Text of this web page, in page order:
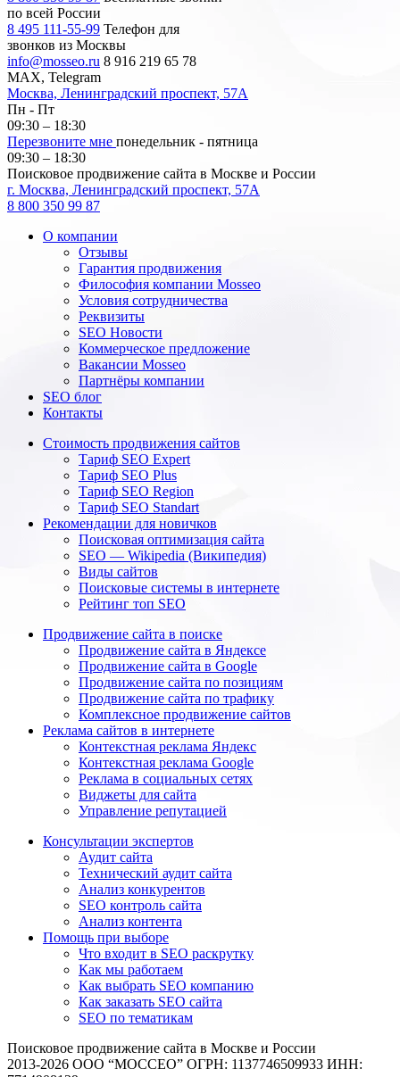
по всей России
8 495 111-55-99 Телефон для
звонков из Москвы
info@mosseo.ru 8 916 219 65 78
MAX, Telegram
Москва, Ленинградский проспект, 57А
Пн - Пт
09:30 – 18:30
Перезвоните мне понедельник - пятница
09:30 – 18:30
Поисковое продвижение сайта в Москве и России
г. Москва, Ленинградский проспект, 57А
8 800 350 99 87
О компании
Отзывы
Гарантия продвижения
Философия компании Mosseo
Условия сотрудничества
Реквизиты
SEO Новости
Коммерческое предложение
Вакансии Mosseo
Партнёры компании
SEO блог
Контакты
Стоимость продвижения сайтов
Тариф SEO Expert
Тариф SEO Plus
Тариф SEO Region
Тариф SEO Standart
Рекомендации для новичков
Поисковая оптимизация сайта
SEO — Wikipedia (Википедия)
Виды сайтов
Поисковые системы в интернете
Рейтинг топ SEO
Продвижение сайта в поиске
Продвижение сайта в Яндексе
Продвижение сайта в Google
Продвижение сайта по позициям
Продвижение сайта по трафику
Комплексное продвижение сайтов
Реклама сайтов в интернете
Контекстная реклама Яндекс
Контекстная реклама Google
Реклама в социальных сетях
Виджеты для сайта
Управление репутацией
Консультации экспертов
Аудит сайта
Технический аудит сайта
Анализ конкурентов
SEO контроль сайта
Анализ контента
Помощь при выборе
Что входит в SEO раскрутку
Как мы работаем
Как выбрать SEO компанию
Как заказать SEO сайта
SEO по тематикам
Поисковое продвижение сайта в Москве и России
2013-2026 ООО “МОССЕО” ОГРН: 1137746509933 ИНН: